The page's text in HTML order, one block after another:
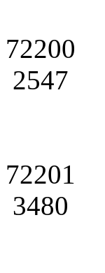
72200
2547
72201
3480